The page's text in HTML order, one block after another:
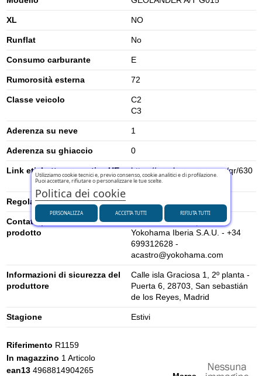
XL NO
Runflat No
Consumo carburante E
Rumorosità esterna 72
Classe veicolo
C2
C3
Aderenza su neve 1
Aderenza su ghiaccio 0
Link etichetta energetica UE
https://eprel.ec.europa.eu/qr/630
635
Regolamento UE (2020/740)
Contatti per la sicurezza del
prodotto
Andrés Castro España -
Yokohama Iberia S.A.U. - +34
699312628 -
acastro@yokohama.com
Informazioni di sicurezza del
produttore
Calle isla Graciosa 1, 2º planta -
Puerta 6, 28703, San sebastián
de los Reyes, Madrid
Stagione Estivi
Riferimento R1159
In magazzino 1 Articolo
ean13 4968814904265
Utilizziamo cookie tecnici e, previo consenso, cookie analitici e di profilazione.
Puoi accettare, rifiutare o personalizzare le tue scelte.
Politica dei cookie
PERSONALIZZA RIFIUTA TUTTI
ACCETTA TUTTI